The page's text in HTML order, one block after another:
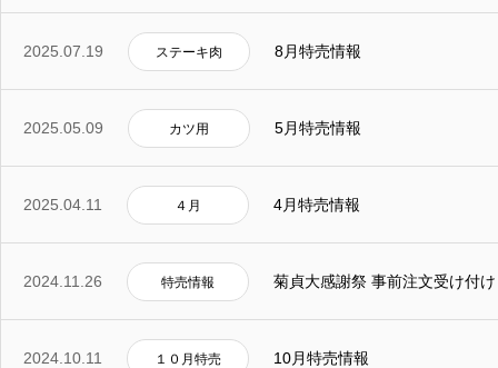
2025.07.19 ステーキ肉 8月特売情報
2025.05.09 カツ用 5月特売情報
2025.04.11 ４月 4月特売情報
2024.11.26 特売情報 菊貞大感謝祭 事前注文受け付
2024.10.11 １０月特売 10月特売情報